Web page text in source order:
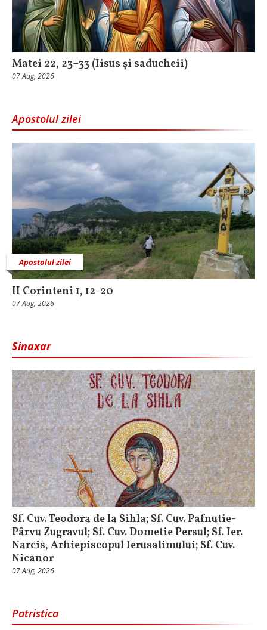
Matei 22, 23–33 (Iisus și saducheii)
07 Aug, 2026
Apostolul zilei
Apostolul zilei
II Corinteni 1, 12-20
07 Aug, 2026
Sinaxar
Sf. Cuv. Teodora de la Sihla; Sf. Cuv. Pafnutie-
Pârvu Zugravul; Sf. Cuv. Dometie Persul; Sf. Ier.
Narcis, Arhiepiscopul Ierusalimului; Sf. Cuv.
Nicanor
07 Aug, 2026
Patristica